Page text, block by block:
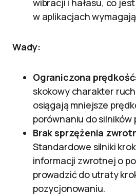
wibracji i hałasu, co
w aplikacjach
Wady:
Ograniczona
skokowy charakter
osiągają mniejsze
porównaniu do silników
Brak sprzężenia
Standardowe silniki
informacji zwrotnej o
prowadzić do utraty
pozycjonowaniu.